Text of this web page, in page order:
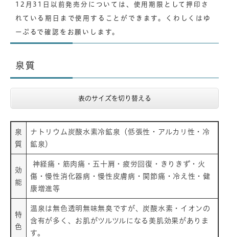
12月31日以前発売分については、使用期限として押印さ
れている期日まで使用することができます。くわしくはゆ
ーぷるで確認をお願いします。
泉質
表のサイズを切り替える
泉
質
ナトリウム炭酸水素冷鉱泉（低張性・アルカリ性・冷
鉱泉）
効
能
神経痛・筋肉痛・五十肩・疲労回復・きりきず・火
傷・慢性消化器病・慢性皮膚病・関節痛・冷え性・健
康増進等
特
色
温泉は無色透明無味無臭ですが、炭酸水素・イオンの
含有が多く、お肌がツルツルになる美肌効果がありま
す。